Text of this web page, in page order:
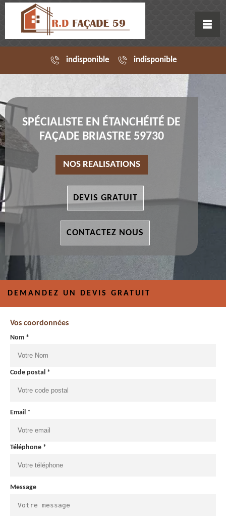
indisponible indisponible
SPÉCIALISTE EN ÉTANCHÉITÉ DE
FAÇADE BRIASTRE 59730
NOS REALISATIONS
DEVIS GRATUIT
CONTACTEZ NOUS
DEMANDEZ UN DEVIS GRATUIT
Vos coordonnées
Nom *
Code postal *
Email *
Téléphone *
Message